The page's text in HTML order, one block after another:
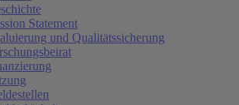
Statement
und Qualitätssicherung